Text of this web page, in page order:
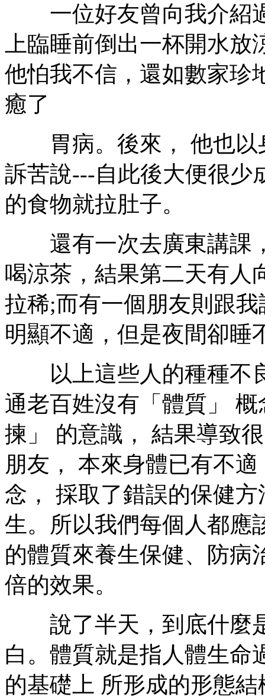
一位好友曾向我介紹
上臨睡前倒出一杯開水
他怕我不信，還如數家珍
癒了
胃病。後來， 他也以
訴苦說---自此後大便很少
的食物就拉肚子。
還有一次去廣東講課
喝涼茶，結果第二天有人
拉稀;而有一個朋友則跟
明顯不適，但是夜間卻睡
以上這些人的種種不
通老百姓沒有「體質」
揀」 的意識， 結果導致
朋友， 本來身體已有不
念， 採取了錯誤的保健
生。所以我們每個人都應
的體質來養生保健、防病
倍的效果。
說了半天，到底什麼
白。體質就是指人體生命
的基礎上 所形成的形態